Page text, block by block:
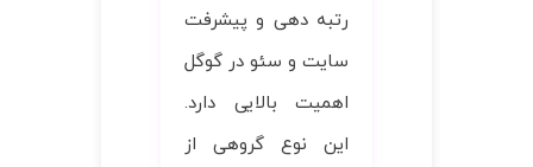
رتبه دهی و پیشرفت
سایت و سئو در گوگل
اهمیت بالایی دارد.
این نوع گروهی از